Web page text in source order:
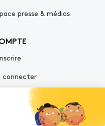
presse & médias
connecter